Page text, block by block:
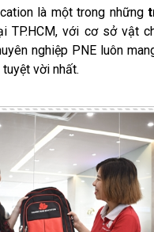
là một trong những
TP.HCM, với cơ sở vật
nghiệp PNE luôn
vời nhất.